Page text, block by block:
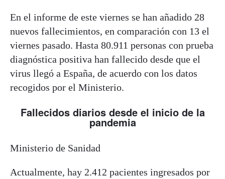
En el informe de este viernes se han añadido 28
nuevos fallecimientos, en comparación con 13 el
viernes pasado. Hasta 80.911 personas con prueba
diagnóstica positiva han fallecido desde que el
virus llegó a España, de acuerdo con los datos
recogidos por el Ministerio.
Fallecidos diarios desde el inicio de la
pandemia
Ministerio de Sanidad
Actualmente, hay 2.412 pacientes ingresados por